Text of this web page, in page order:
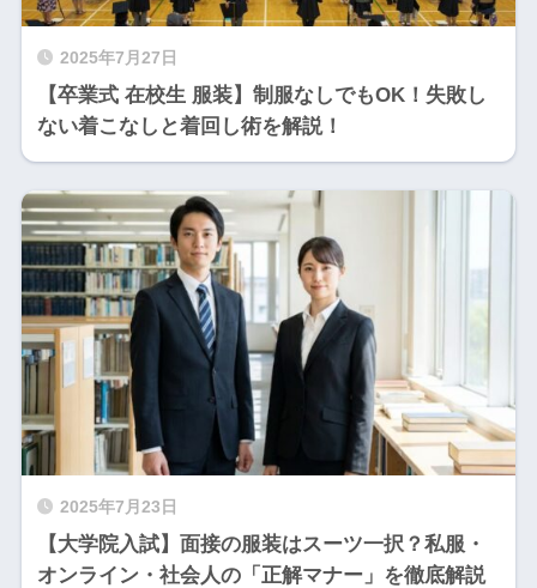
2025年7月27日
【卒業式 在校生 服装】制服なしでもOK！失敗し
ない着こなしと着回し術を解説！
2025年7月23日
【大学院入試】面接の服装はスーツ一択？私服・
オンライン・社会人の「正解マナー」を徹底解説